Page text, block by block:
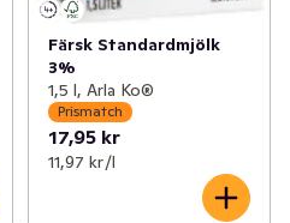
Färsk Standardmjölk
3%
1,5 l, Arla Ko®
Prismatch
17,95 kr
11,97 kr /l